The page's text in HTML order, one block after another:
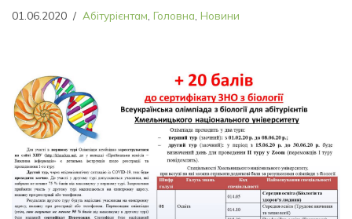
01.06.2020 Абітурієнтам Головна Новини